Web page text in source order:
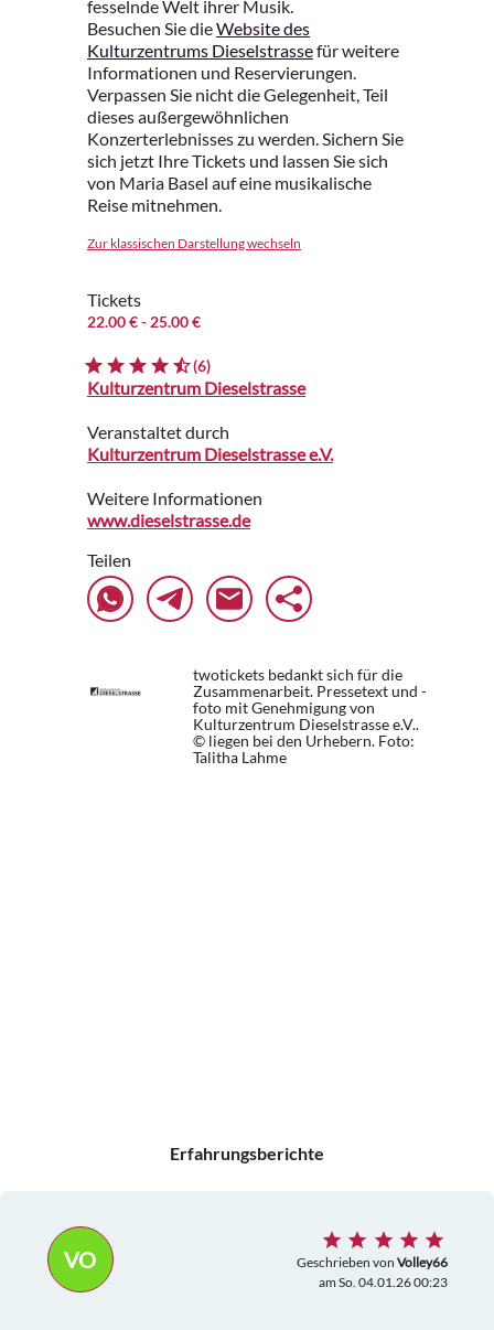
fesselnde Welt ihrer Musik.
Besuchen Sie dieWebsite des
Kulturzentrums Dieselstrassefür weitere
Informationen und Reservierungen.
Verpassen Sie nicht die Gelegenheit, Teil
dieses außergewöhnlichen
Konzerterlebnisses zu werden. Sichern Sie
sich jetzt Ihre Tickets und lassen Sie sich
von Maria Basel auf eine musikalische
Reise mitnehmen.
Zur klassischen Darstellung wechseln
Tickets
22.00 €- 25.00 €
(6)
Kulturzentrum Dieselstrasse
Veranstaltet durch
Kulturzentrum Dieselstrasse e.V.
Weitere Informationen
www.dieselstrasse.de
Teilen
twotickets bedankt sich für die
Zusammenarbeit. Pressetext und -
foto mit Genehmigung von
Kulturzentrum Dieselstrasse e.V..
© liegen bei den Urhebern. Foto:
Talitha Lahme
Erfahrungsberichte
VO Geschrieben von Volley66
am So. 04.01.26 00:23